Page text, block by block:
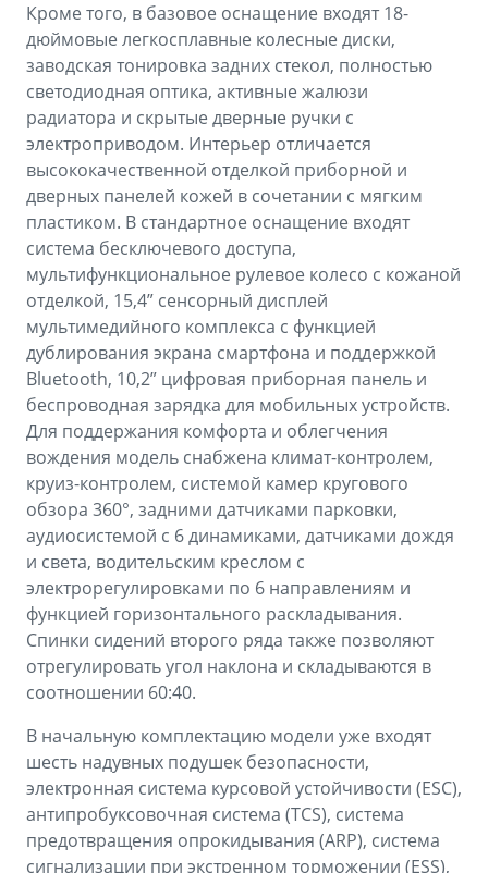
Кроме того, в базовое оснащение входят 18-
дюймовые легкосплавные колесные диски,
заводская тонировка задних стекол, полностью
светодиодная оптика, активные жалюзи
радиатора и скрытые дверные ручки с
электроприводом. Интерьер отличается
высококачественной отделкой приборной и
дверных панелей кожей в сочетании с мягким
пластиком. В стандартное оснащение входят
система бесключевого доступа,
мультифункциональное рулевое колесо с кожаной
отделкой, 15,4” сенсорный дисплей
мультимедийного комплекса с функцией
дублирования экрана смартфона и поддержкой
Bluetooth, 10,2” цифровая приборная панель и
беспроводная зарядка для мобильных устройств.
Для поддержания комфорта и облегчения
вождения модель снабжена климат-контролем,
круиз-контролем, системой камер кругового
обзора 360°, задними датчиками парковки,
аудиосистемой с 6 динамиками, датчиками дождя
и света, водительским креслом с
электрорегулировками по 6 направлениям и
функцией горизонтального раскладывания.
Спинки сидений второго ряда также позволяют
отрегулировать угол наклона и складываются в
соотношении 60:40.
В начальную комплектацию модели уже входят
шесть надувных подушек безопасности,
электронная система курсовой устойчивости (ESС),
антипробуксовочная система (TCS), система
предотвращения опрокидывания (ARP), система
сигнализации при экстренном торможении (ESS),